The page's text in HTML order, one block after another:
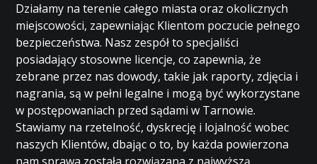
Działamy na terenie całego miasta oraz okolicznych
miejscowości, zapewniając Klientom poczucie pełnego
bezpieczeństwa. Nasz zespół to specjaliści
posiadający stosowne licencje, co zapewnia, że
zebrane przez nas dowody, takie jak raporty, zdjęcia i
nagrania, są w pełni legalne i mogą być wykorzystane
w postępowaniach przed sądami w Tarnowie.
Stawiamy na rzetelność, dyskrecję i lojalność wobec
naszych Klientów, dbając o to, by każda powierzona